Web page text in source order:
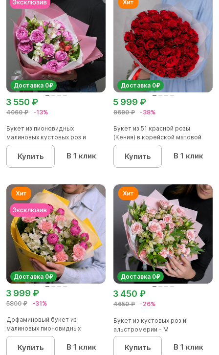
Доставка 0₽
4060 ₽ -13%
3 550 ₽
Букет из пионовидных
малиновых кустовых роз и
альстроме...
Купить В 1 клик
Доставка 0₽
9690 ₽ -38%
5 999 ₽
Букет из 51 красной розы
(Кения) в корейской матовой
уп...
Купить В 1 клик
Доставка 0₽
5800 ₽ -31%
3 999 ₽
Дофаминовый букет из
малиновых пионовидных
кустовых роз...
Купить В 1 клик
Доставка 0₽
4650 ₽ -26%
3 450 ₽
Букет из кустовых роз и
альстромерии - М
Купить В 1 клик